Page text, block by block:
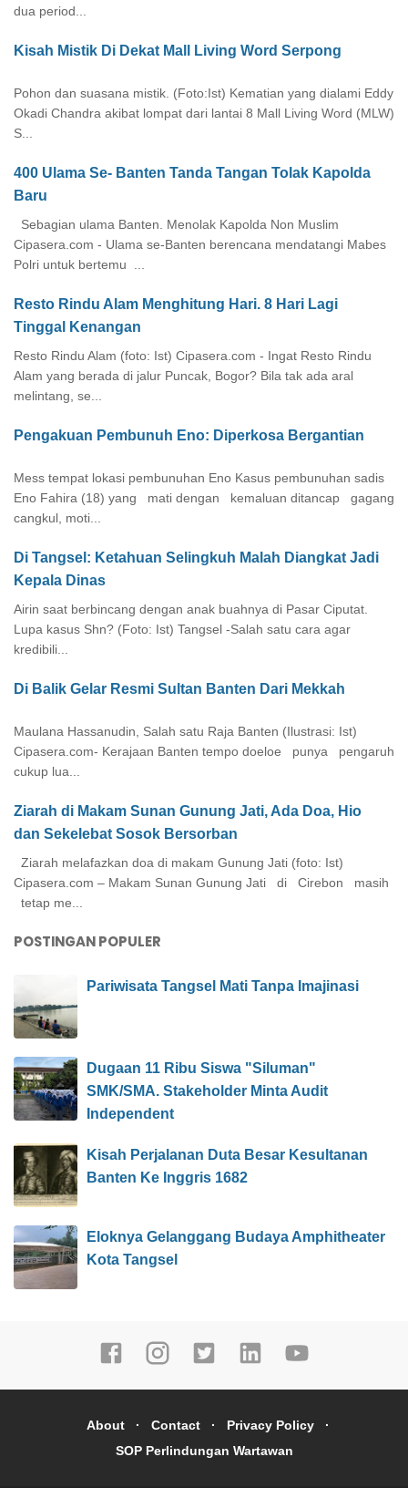
dua period...
Kisah Mistik Di Dekat Mall Living Word Serpong
Pohon dan suasana mistik. (Foto:Ist) Kematian yang dialami Eddy
Okadi Chandra akibat lompat dari lantai 8 Mall Living Word (MLW)
S...
400 Ulama Se- Banten Tanda Tangan Tolak Kapolda
Baru
Sebagian ulama Banten. Menolak Kapolda Non Muslim
Cipasera.com - Ulama se-Banten berencana mendatangi Mabes
Polri untuk bertemu ...
Resto Rindu Alam Menghitung Hari. 8 Hari Lagi
Tinggal Kenangan
Resto Rindu Alam (foto: Ist) Cipasera.com - Ingat Resto Rindu
Alam yang berada di jalur Puncak, Bogor? Bila tak ada aral
melintang, se...
Pengakuan Pembunuh Eno: Diperkosa Bergantian
Mess tempat lokasi pembunuhan Eno Kasus pembunuhan sadis
Eno Fahira (18) yang mati dengan kemaluan ditancap gagang
cangkul, moti...
Di Tangsel: Ketahuan Selingkuh Malah Diangkat Jadi
Kepala Dinas
Airin saat berbincang dengan anak buahnya di Pasar Ciputat.
Lupa kasus Shn? (Foto: Ist) Tangsel -Salah satu cara agar
kredibili...
Di Balik Gelar Resmi Sultan Banten Dari Mekkah
Maulana Hassanudin, Salah satu Raja Banten (Ilustrasi: Ist)
Cipasera.com- Kerajaan Banten tempo doeloe punya pengaruh
cukup lua...
Ziarah di Makam Sunan Gunung Jati, Ada Doa, Hio
dan Sekelebat Sosok Bersorban
Ziarah melafazkan doa di makam Gunung Jati (foto: Ist)
Cipasera.com – Makam Sunan Gunung Jati di Cirebon masih
tetap me...
POSTINGAN POPULER
Pariwisata Tangsel Mati Tanpa Imajinasi
Dugaan 11 Ribu Siswa "Siluman"
SMK/SMA. Stakeholder Minta Audit
Independent
Kisah Perjalanan Duta Besar Kesultanan
Banten Ke Inggris 1682
Eloknya Gelanggang Budaya Amphitheater
Kota Tangsel
About Contact
Privacy Policy
SOP Perlindungan Wartawan